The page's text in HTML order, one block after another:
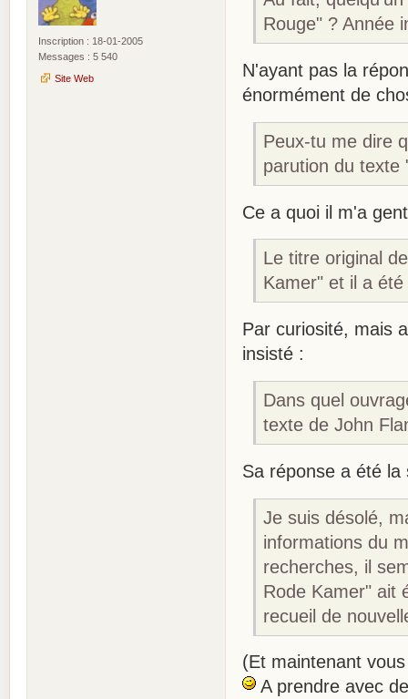
Inscription : 18-01-2005
Messages : 5 540
Site Web
Rouge" ? Année
N'ayant pas la
énormément de
Peux-tu me dire
parution du texte
Ce a quoi il m'a
Le titre original
Kamer" et il a
Par curiosité, mais
insisté :
Dans quel
texte de John
Sa réponse a été la
Je suis désolé,
informations du
recherches, il
Rode Kamer" ait
recueil de
(Et maintenant
A prendre avec